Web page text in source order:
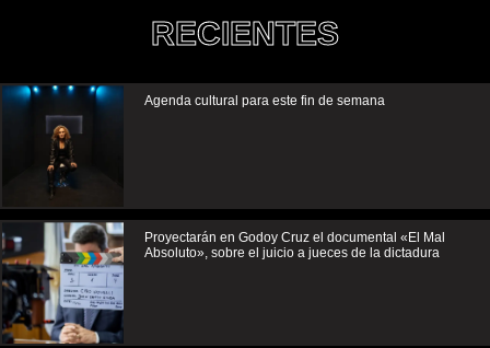
RECIENTES
Agenda cultural para este fin de semana
Proyectarán en Godoy Cruz el documental «El Mal
Absoluto», sobre el juicio a jueces de la dictadura